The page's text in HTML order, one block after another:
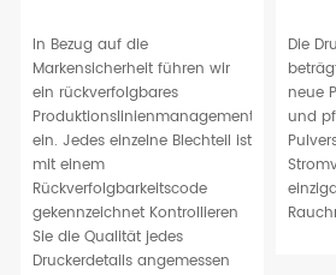
In Bezug auf die
Markensicherheit führen wir
ein rückverfolgbares
Produktionslinienmanagement
ein. Jedes einzelne Blechteil ist
mit einem
Rückverfolgbarkeitscode
gekennzeichnet Kontrollieren
Sie die Qualität jedes
Druckerdetails angemessen
Die
neue
und